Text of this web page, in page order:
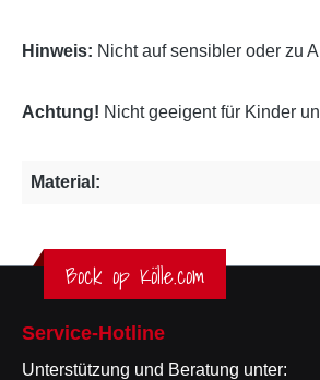
Hinweis: Nicht auf sensibler oder zu
Achtung! Nicht geeigent für Kinder
Material:
Bock op Kölle.com
Service-Hotline
Unterstützung und Beratung unter: